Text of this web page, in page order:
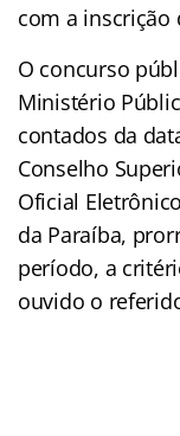
com a inscrição
O concurso
Ministério
contados da
Conselho
Oficial
da Paraíba,
período, a
ouvido o